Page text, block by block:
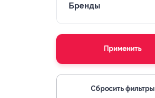
Бренды
Применить
Сбросить фильтры